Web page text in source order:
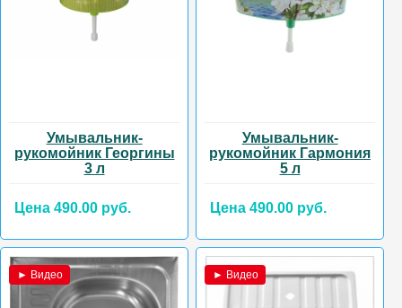
Умывальник-
рукомойник Георгины
3 л
Цена 490.00 руб.
Умывальник-
рукомойник Гармония
5 л
Цена 490.00 руб.
► Видео ► Видео